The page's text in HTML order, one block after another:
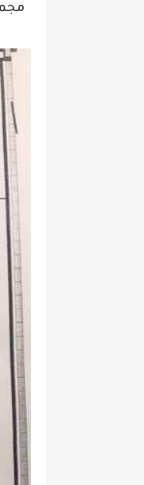
مجموع(558) درجة وبمعدل(93%) بالنسبة